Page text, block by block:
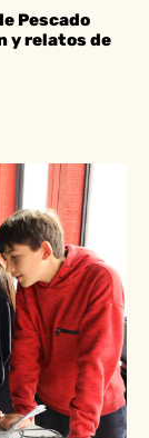
Pescado
y relatos de